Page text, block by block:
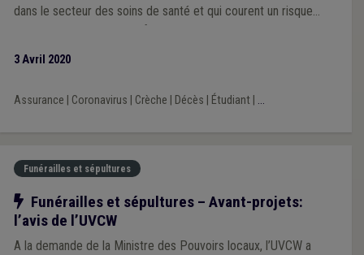
dans le secteur des soins de santé et qui courent un risque
nettement accru d'être infectées par le virus peuvent
3 Avril 2020
Assurance Coronavirus Crèche Décès Étudiant| ...
Funérailles et sépultures
Notre action
Funérailles et sépultures – Avant-projets:
l’avis de l’UVCW
A la demande de la Ministre des Pouvoirs locaux, l’UVCW a